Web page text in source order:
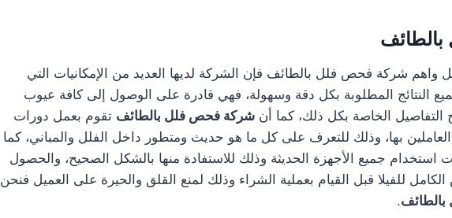
شركة فحص فلل بالطائف فإن الشركة لديها العديد من الإمكانيات التي
النتائج المطلوبة بكل دقة وسهولة، فهي قادرة على الوصول إلى كافة عيوب
التفاصيل الخاصة بكل ذلك، كما أن شركة فحص فلل بالطائف تقوم بعمل دورات
بها، وذلك للتعرف على كل ما هو حديث ومتطور داخل الفلل والمباني، كما
جميع الأجهزة الحديثة وذلك للاستفادة منها بالشكل الصحيح، والحصول
للفيلا قبل القيام بعملية الشراء وذلك لمنع القلق والحيرة على العميل فنحن
.